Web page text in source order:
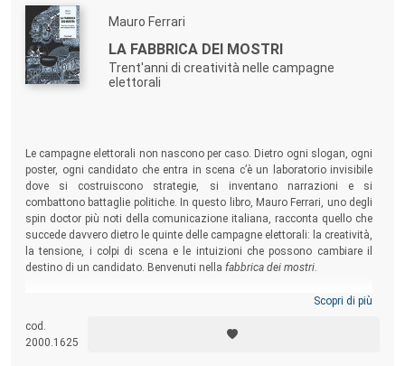
Mauro Ferrari
LA FABBRICA DEI MOSTRI
Trent'anni di creatività nelle campagne
elettorali
Le campagne elettorali non nascono per caso. Dietro ogni slogan, ogni
poster, ogni candidato che entra in scena c’è un laboratorio invisibile
dove si costruiscono strategie, si inventano narrazioni e si
combattono battaglie politiche. In questo libro, Mauro Ferrari, uno degli
spin doctor più noti della comunicazione italiana, racconta quello che
succede davvero dietro le quinte delle campagne elettorali: la creatività,
la tensione, i colpi di scena e le intuizioni che possono cambiare il
destino di un candidato. Benvenuti nella fabbrica dei mostri.
Scopri di più
cod.
2000.1625